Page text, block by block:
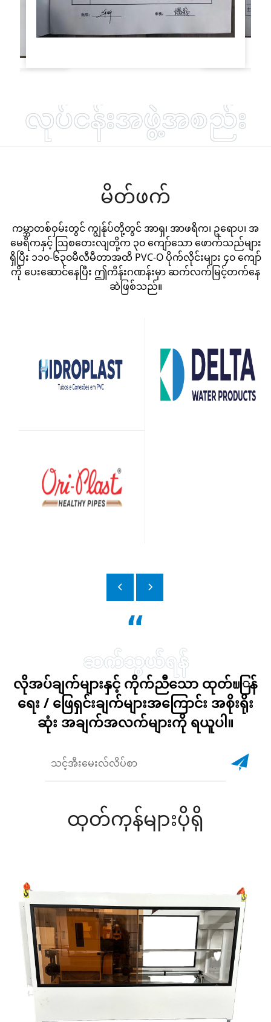
လုပ်ငန်းအဖွဲ့အစည်း
မိတ်ဖက်
ကမ္ဘာတစ်ဝှမ်းတွင် ကျွန်ုပ်တို့တွင် အာရှ၊ အာဖရိက၊ ဥရောပ၊ အ
မေရိကနှင့် ဩစတေးလျတို့က ၃၀ ကျော်သော ဖောက်သည်များ
ရှိပြီး ၁၁၀-၆၃၀မီလီမီတာအထိ PVC-O ပိုက်လိုင်းများ ၄၀ ကျော်
ကို ပေးဆောင်နေပြီး ဤကိန်းဂဏန်းမှာ ဆက်လက်မြင့်တက်နေ
ဆဲဖြစ်သည်။
“
လိုအပ်ချက်များနှင့် ကိုက်ညီသော ထုတ်พြန်
ရေး / ဖြေရှင်းချက်များအကြောင်း အစိုးရိုး
ဆုံး အချက်အလက်များကို ရယူပါ။
ထုတ်ကုန်များပိုရှိ